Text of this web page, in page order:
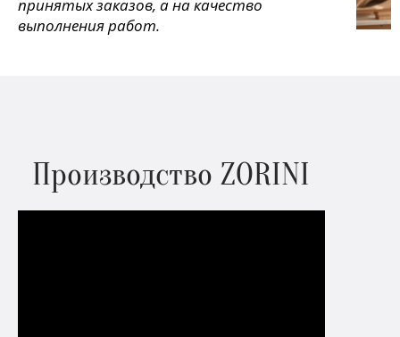
принятых заказов, а на качество
выполнения работ.
Производство ZORINI